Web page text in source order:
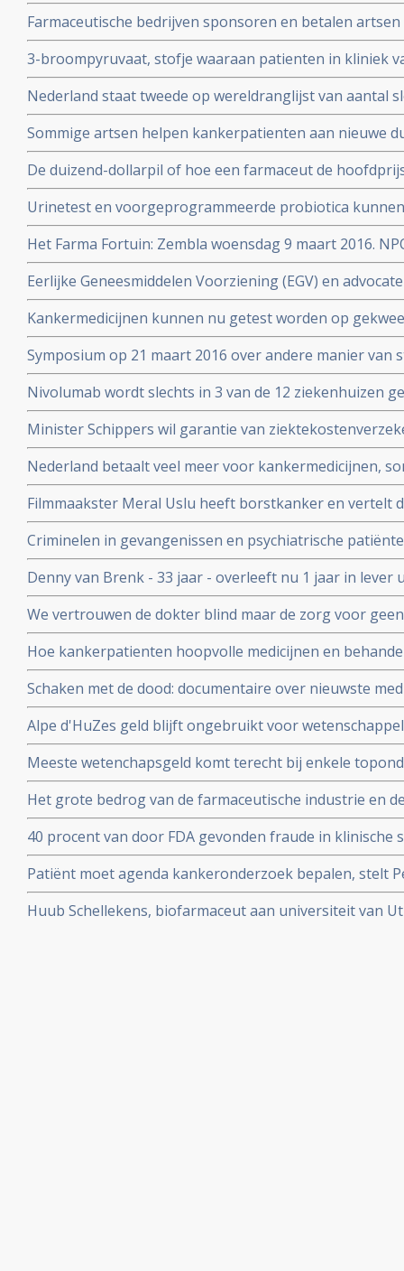
irreversible electroporation
Farmaceutische bedrijven sponsoren en betalen
jaren. Onafhankelijkheid van artsen en
3-broompyruvaat, stofje waaraan patienten in kliniek
soms ook genezende behandeling voor uitgezaaide
Nederland staat tweede op wereldranglijst van aantal
Alcohol, roken, reflux - maagzuur en obesitas zijn
slokdarmkanker
Sommige artsen helpen kankerpatienten aan nieuwe
met een farmaceutisch bedrijf
De duizend-dollarpil of hoe een farmaceut de
genezend medicijn voor hepatitis-C
Urinetest en voorgeprogrammeerde probiotica
stadium opsporen volgens prof. dr. Sangeeta Bhatia
Het Farma Fortuin: Zembla woensdag 9 maart 2016.
medicijnen zo duur zijn en wie er allemaal aan
Eerlijke Geneesmiddelen Voorziening (EGV) en
zeer dubieuze rol door belangenverstrengeling in
dure medicijnen
Kankermedicijnen kunnen nu getest worden op
welke het beste aanslaat. Zie Hans Clevers met mooie
Symposium op 21 maart 2016 over andere manier van
patienten voor voeding en ziektes: Beyond RCT’s:
strategies in food and health
Nivolumab wordt slechts in 3 van de 12 ziekenhuizen
longkankerpatienten terwijl ze verplicht zijn dit wel te
Minister Schippers wil garantie van
dure medicijnen bij kanker.
Nederland betaalt veel meer voor kankermedicijnen,
andere landen blijkt uit vergelijkend onderzoek tussen
Filmmaakster Meral Uslu heeft borstkanker en vertelt
Kanker die wordt uitgezonden op maandag 30
Criminelen in gevangenissen en psychiatrische
voedingssupplementen binnen onderzoeksverband
te beïnvloeden.
Denny van Brenk - 33 jaar - overleeft nu 1 jaar in lever
door chemo pomp in New York, maar hij heeft alles
We vertrouwen de dokter blind maar de zorg voor
Correspondent ging uit op onderzoek maar ook hij
Hoe kankerpatienten hoopvolle medicijnen en
waardoor zelfs oncologen in opstand komen.
Schaken met de dood: documentaire over nieuwste
personalised medicine in het AvL - Anthonie van
Alpe d'HuZes geld blijft ongebruikt voor
Veenendaal gerehabiliteerd door Medialogica en
Meeste wetenchapsgeld komt terecht bij enkele
over meer dan 60 procent van al het geld voor vrij
Het grote bedrog van de farmaceutische industrie en
blootgelegd door de Correspondent in mooi stuk
40 procent van door FDA gevonden fraude in
en vermeld in uiteindelijke medicijnvoorschriften.
Patiënt moet agenda kankeronderzoek bepalen, stelt
column
Huub Schellekens, biofarmaceut aan universiteit van